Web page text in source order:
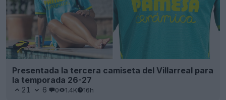
Presentada la tercera camiseta del Villarreal para
la temporada 26-27
21 6 0 1.4K 16h